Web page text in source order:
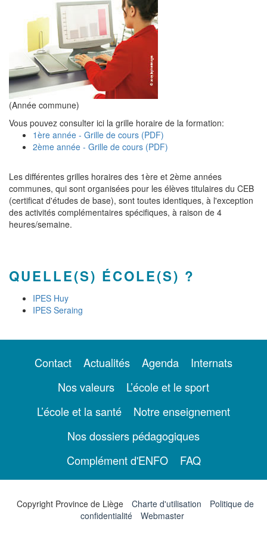
(Année commune)
Vous pouvez consulter ici la grille horaire de la formation:
1ère année - Grille de cours (PDF)
2ème année - Grille de cours (PDF)
Les différentes grilles horaires des 1ère et 2ème années
communes, qui sont organisées pour les élèves titulaires du CEB
(certificat d'études de base), sont toutes identiques, à l'exception
des activités complémentaires spécifiques, à raison de 4
heures/semaine.
QUELLE(S) ÉCOLE(S) ?
IPES Huy
IPES Seraing
Contact Actualités Agenda
Internats
Nos valeurs
L’école et le sport
L’école et la santé
Notre enseignement
Nos dossiers pédagogiques
Complément d'ENFO
FAQ
Copyright Province de Liège Charte d'utilisation
Politique de
confidentialité
Webmaster